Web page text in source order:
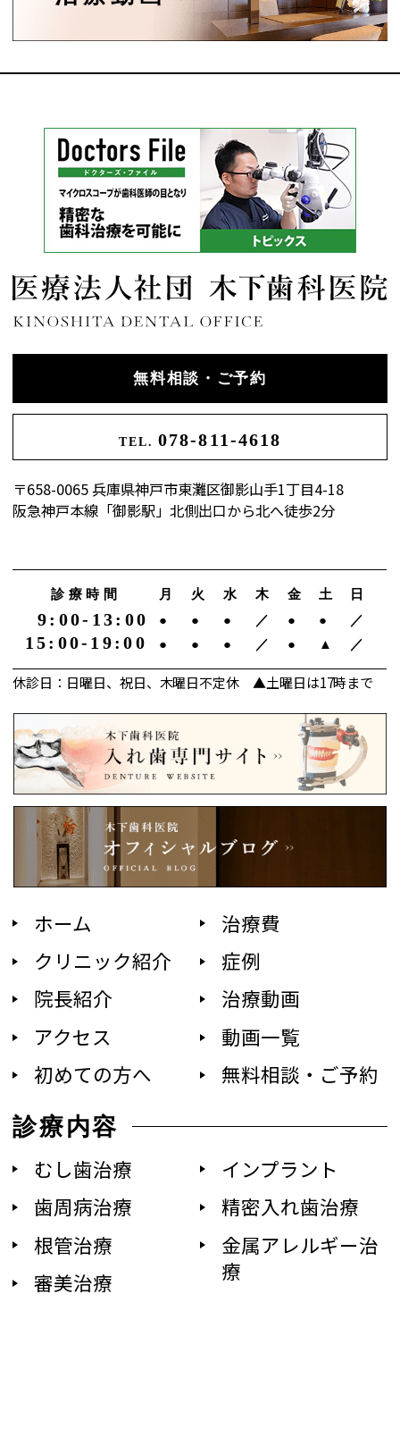
TEL. 078-811-4618
無料相談・ご予約
〒658-0065 兵庫県神戸市東灘区御影山手1丁目4-18
阪急神戸本線「御影駅」北側出口から北へ徒歩2分
診療時間 月 火 水 木 金 土 日
9:00-13:00 ● ● ● ／ ● ● ／
15:00-19:00 ● ● ● ／ ● ▲ ／
休診日：日曜日、祝日、木曜日不定休 ▲土曜日は17時まで
ホーム
クリニック紹介
院長紹介
アクセス
初めての方へ
治療費
症例
治療動画
動画一覧
無料相談・ご予約
診療内容
むし歯治療
歯周病治療
根管治療
審美治療
インプラント
精密入れ歯治療
金属アレルギー治
療